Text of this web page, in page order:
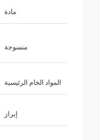
مادة
منسوجة
المواد الخام الرئيسية
إبراز